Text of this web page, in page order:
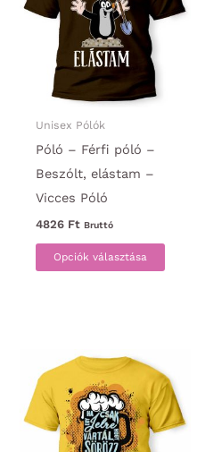
Unisex Pólók
Póló – Férfi póló –
Beszólt, elástam –
Vicces Póló
4826 Ft Bruttó
Opciók választása
Ennek
a
van.
A